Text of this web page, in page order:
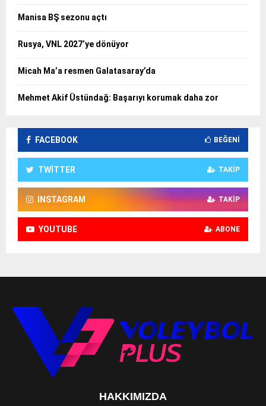
Manisa BŞ sezonu açtı
Rusya, VNL 2027’ye dönüyor
Micah Ma’a resmen Galatasaray’da
Mehmet Akif Üstündağ: Başarıyı korumak daha zor
FACEBOOK BEĞENI
TWITTER TAKIP
INSTAGRAM TAKIP
YOUTUBE ABONE
HAKKIMIZDA